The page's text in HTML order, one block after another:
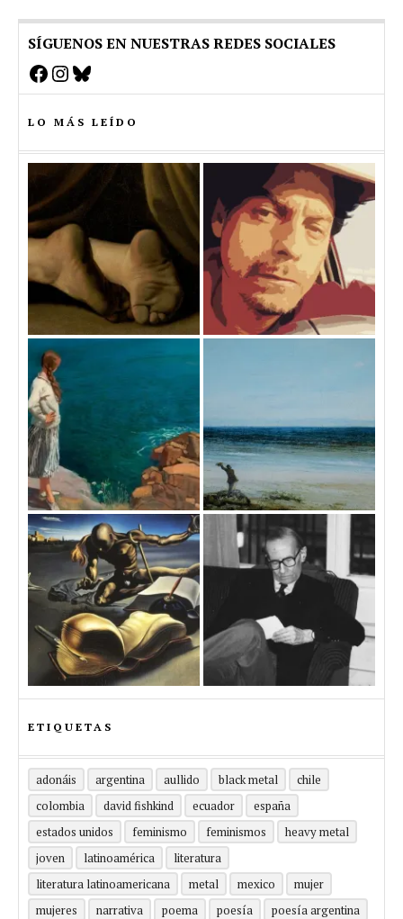
SÍGUENOS EN NUESTRAS REDES SOCIALES
Facebook
Instagram
Bluesky
LO MÁS LEÍDO
ETIQUETAS
adonáis argentina aullido black metal
chile
colombia
david fishkind ecuador
españa
estados unidos
feminismo feminismos
heavy metal
joven
latinoamérica
literatura
literatura latinoamericana
metal mexico
mujer
mujeres
narrativa poema poesía
poesía argentina